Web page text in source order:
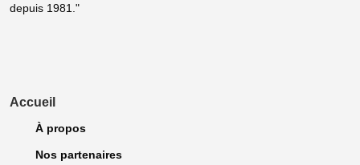
depuis 1981."
Accueil
À propos
Nos partenaires